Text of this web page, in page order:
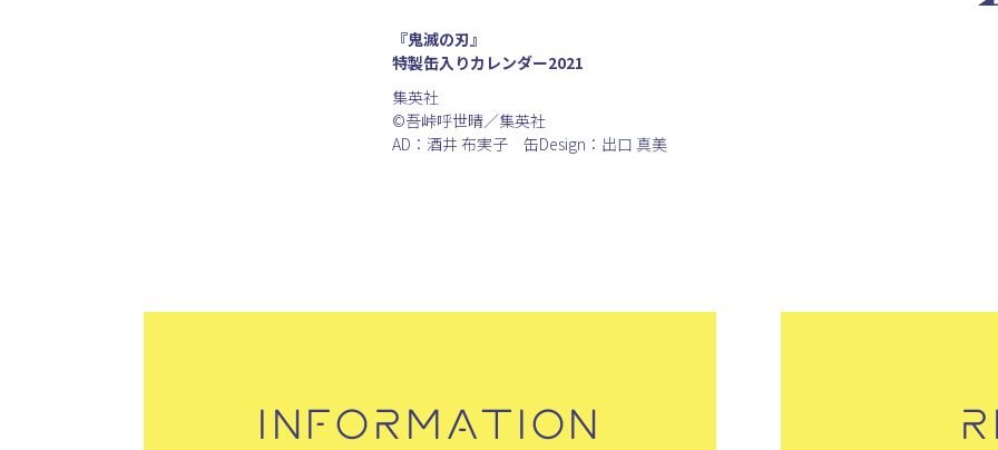
『鬼滅の刃』
特製缶入りカレンダー2021
集英社
©吾峠呼世晴／集英社
AD：酒井 布実子 缶Design：出口 真美
INFORMATION